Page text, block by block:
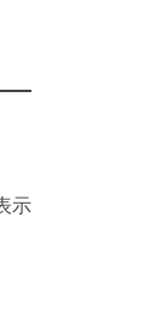
示